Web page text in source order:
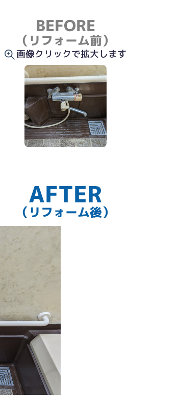
BEFORE
（リフォーム前）
画像クリックで拡大します
AFTER
（リフォーム後）